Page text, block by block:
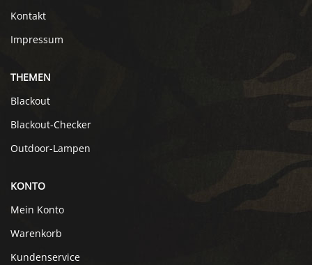
Kontakt
Impressum
THEMEN
Blackout
Blackout-Checker
Outdoor-Lampen
KONTO
Mein Konto
Warenkorb
Kundenservice